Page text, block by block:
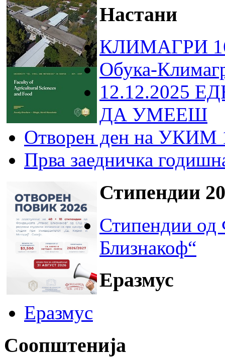
Настани
КЛИМАГРИ
Обука-
12.12.2025
ДА УМЕЕШ
Отворен ден на УКИМ
Прва заедничка
Стипендии
Стипендии од
Близнакоф“
Еразмус
Еразмус
Соопштенија